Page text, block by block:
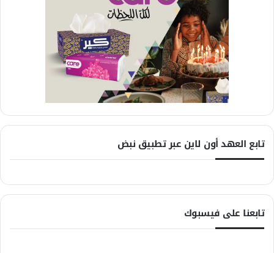
تابع العهد أون لاين عبر تطبيق نبض
تابعنا على فيسبوك